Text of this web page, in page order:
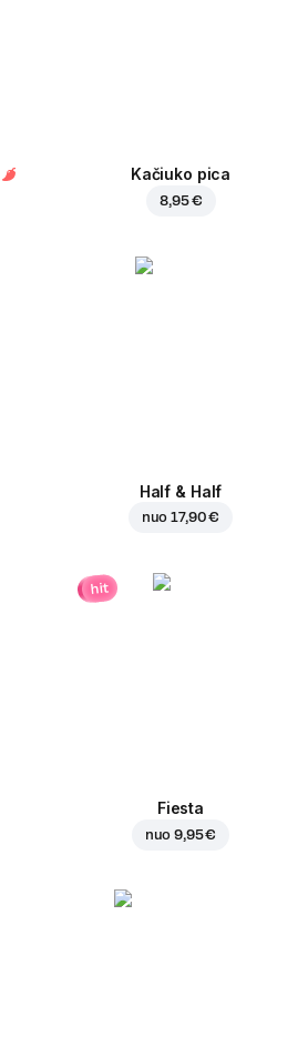
Kačiuko pica
8,95 €
Half & Half
nuo17,90 €
hit
Fiesta
nuo9,95 €